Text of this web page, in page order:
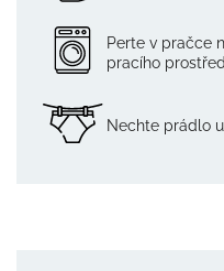
Perte v pračce
pracího
Nechte prádlo